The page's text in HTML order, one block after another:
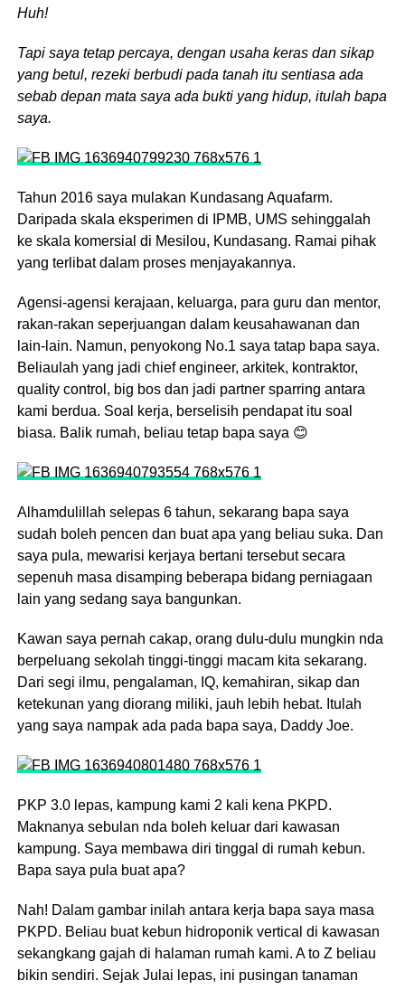
Huh!
Tapi saya tetap percaya, dengan usaha keras dan sikap
yang betul, rezeki berbudi pada tanah itu sentiasa ada
sebab depan mata saya ada bukti yang hidup, itulah bapa
saya.
Tahun 2016 saya mulakan Kundasang Aquafarm.
Daripada skala eksperimen di IPMB, UMS sehinggalah
ke skala komersial di Mesilou, Kundasang. Ramai pihak
yang terlibat dalam proses menjayakannya.
Agensi-agensi kerajaan, keluarga, para guru dan mentor,
rakan-rakan seperjuangan dalam keusahawanan dan
lain-lain. Namun, penyokong No.1 saya tatap bapa saya.
Beliaulah yang jadi chief engineer, arkitek, kontraktor,
quality control, big bos dan jadi partner sparring antara
kami berdua. Soal kerja, berselisih pendapat itu soal
biasa. Balik rumah, beliau tetap bapa saya 😊
Alhamdulillah selepas 6 tahun, sekarang bapa saya
sudah boleh pencen dan buat apa yang beliau suka. Dan
saya pula, mewarisi kerjaya bertani tersebut secara
sepenuh masa disamping beberapa bidang perniagaan
lain yang sedang saya bangunkan.
Kawan saya pernah cakap, orang dulu-dulu mungkin nda
berpeluang sekolah tinggi-tinggi macam kita sekarang.
Dari segi ilmu, pengalaman, IQ, kemahiran, sikap dan
ketekunan yang diorang miliki, jauh lebih hebat. Itulah
yang saya nampak ada pada bapa saya, Daddy Joe.
PKP 3.0 lepas, kampung kami 2 kali kena PKPD.
Maknanya sebulan nda boleh keluar dari kawasan
kampung. Saya membawa diri tinggal di rumah kebun.
Bapa saya pula buat apa?
Nah! Dalam gambar inilah antara kerja bapa saya masa
PKPD. Beliau buat kebun hidroponik vertical di kawasan
sekangkang gajah di halaman rumah kami. A to Z beliau
bikin sendiri. Sejak Julai lepas, ini pusingan tanaman